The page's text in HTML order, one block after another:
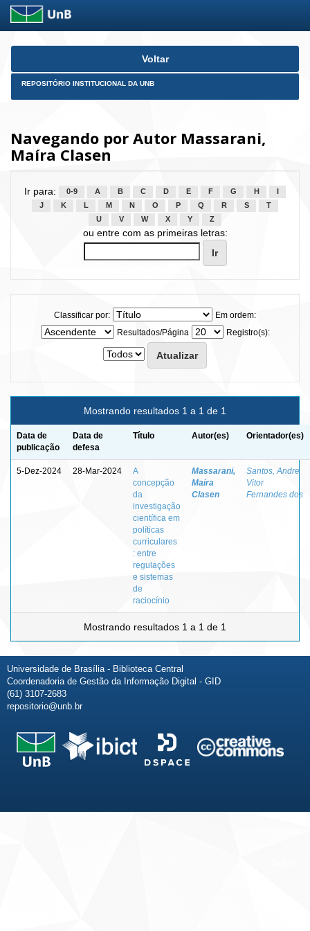
Skip
Voltar
REPOSITÓRIO INSTITUCIONAL DA UNB
Navegando por Autor Massarani,
Maíra Clasen
Ir para: 0-9 A B C D E F G H
J
K L M N O P Q R S
T
U
V W X Y Z
ou entre com as primeiras letras:
Classificar por:
Em ordem:
Resultados/Página
Registro(s):
Mostrando resultados 1 a 1 de 1
Data de
publicação
Data de
defesa
Título Autor(es) Orientador(es)
5-Dez-2024 28-Mar-2024
A
concepção
da
investigação
científica em
políticas
curriculares
: entre
regulações
e sistemas
de
raciocínio
Massarani,
Maíra
Clasen
Santos, Andre
Vitor
Fernandes dos
Mostrando resultados 1 a 1 de 1
Universidade de Brasília - Biblioteca Central
Coordenadoria de Gestão da Informação Digital - GID
(61) 3107-2683
repositorio@unb.br